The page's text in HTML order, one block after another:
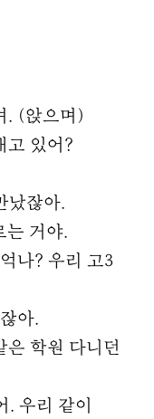
. (앉으며)
고 있어?
났잖아.
는 거야.
나? 우리 고3
아.
학원 다니던
우리 같이